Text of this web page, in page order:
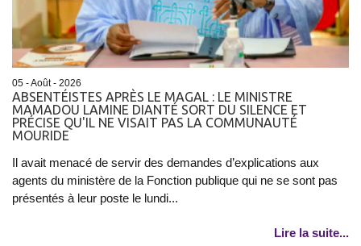
05 - Août - 2026
ABSENTÉISTES APRÈS LE MAGAL : LE MINISTRE
MAMADOU LAMINE DIANTÉ SORT DU SILENCE ET
PRÉCISE QU'IL NE VISAIT PAS LA COMMUNAUTÉ
MOURIDE
Il avait menacé de servir des demandes d’explications aux
agents du ministère de la Fonction publique qui ne se sont pas
présentés à leur poste le lundi...
Lire la suite...